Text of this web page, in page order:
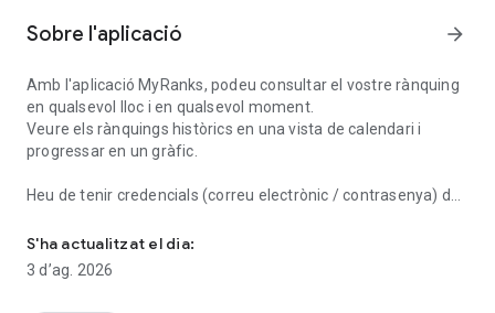
Sobre l'aplicació arrow_forward
Amb l'aplicació MyRanks, podeu consultar el vostre rànquing
en qualsevol lloc i en qualsevol moment.
Veure els rànquings històrics en una vista de calendari i
progressar en un gràfic.
Heu de tenir credencials (correu electrònic / contrasenya) de
Guia de l'aplicació MyRanks: https://myranks.mobi/
S'ha actualitzat el dia:
3 d’ag. 2026